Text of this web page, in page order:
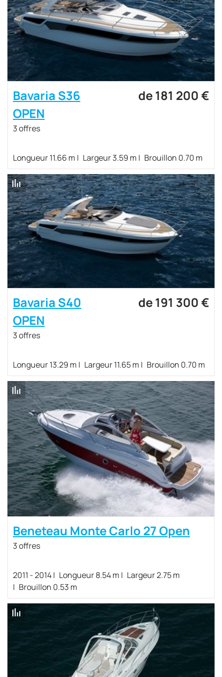
Bavaria S36
OPEN
3 offres
de 181 200 €
Longueur 11.66 m Largeur 3.59 m Brouillon 0.70 m
Bavaria S40
OPEN
3 offres
de 191 300 €
Longueur 13.29 m Largeur 11.65 m Brouillon 0.70 m
Beneteau Monte Carlo 27 Open
3 offres
2011 - 2014 Longueur 8.54 m
Largeur 2.75 m
Brouillon 0.53 m